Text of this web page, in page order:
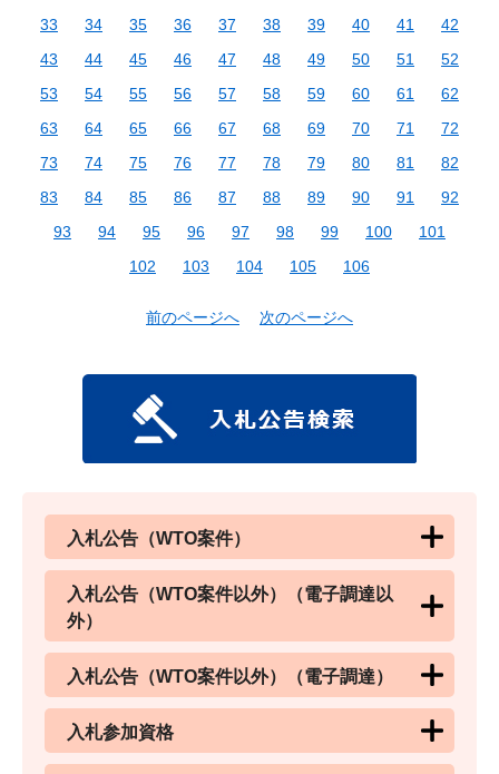
33
34 35 36 37 38 39 40 41
42
43
44 45 46 47 48 49 50 51
52
53
54 55 56 57 58 59 60 61
62
63
64 65 66 67 68 69 70 71
72
73
74 75 76 77 78 79 80 81
82
83
84 85 86 87 88 89 90 91
92
93
94 95 96 97 98 99 100
101
102
103 104 105 106
前のページへ 次のページへ
入札公告（WTO案件）
入札公告（WTO案件以外）（電子調達以
外）
入札公告（WTO案件以外）（電子調達）
入札参加資格